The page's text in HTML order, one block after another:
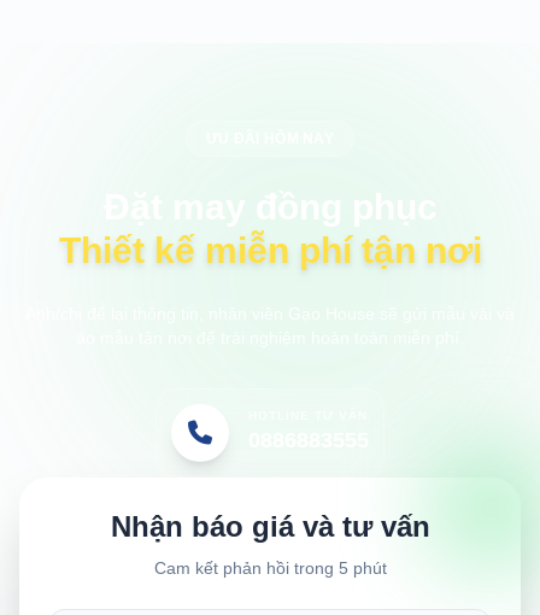
Thiết kế miễn phí tận nơi
Nhận báo giá và tư vấn
Cam kết phản hồi trong 5 phút